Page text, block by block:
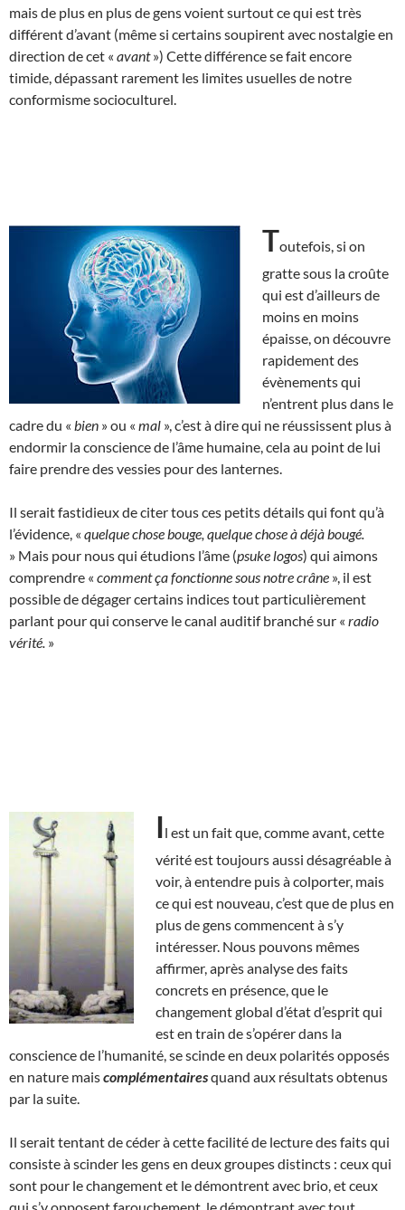
mais de plus en plus de gens voient surtout ce qui est très
différent d’avant (même si certains soupirent avec nostalgie en
direction de cet « avant») Cette différence se fait encore
timide, dépassant rarement les limites usuelles de notre
conformisme socioculturel.
Toutefois, si on
gratte sous la croûte
qui est d’ailleurs de
moins en moins
épaisse, on découvre
rapidement des
évènements qui
n’entrent plus dans le
cadre du « bien » ou « mal », c’est à dire qui ne réussissent plus à
endormir la conscience de l’âme humaine, cela au point de lui
faire prendre des vessies pour des lanternes.
Il serait fastidieux de citer tous ces petits détails qui font qu’à
l’évidence, « quelque chose bouge, quelque chose à déjà bougé.
» Mais pour nous qui étudions l’âme (psuke logos) qui aimons
comprendre « comment ça fonctionne sous notre crâne », il est
possible de dégager certains indices tout particulièrement
parlant pour qui conserve le canal auditif branché sur « radio
vérité. »
Il est un fait que, comme avant, cette
vérité est toujours aussi désagréable à
voir, à entendre puis à colporter, mais
ce qui est nouveau, c’est que de plus en
plus de gens commencent à s’y
intéresser. Nous pouvons mêmes
affirmer, après analyse des faits
concrets en présence, que le
changement global d’état d’esprit qui
est en train de s’opérer dans la
conscience de l’humanité, se scinde en deux polarités opposés
en nature maiscomplémentairesquand aux résultats obtenus
par la suite.
Il serait tentant de céder à cette facilité de lecture des faits qui
consiste à scinder les gens en deux groupes distincts : ceux qui
sont pour le changement et le démontrent avec brio, et ceux
qui s’y opposent farouchement, le démontrant avec tout